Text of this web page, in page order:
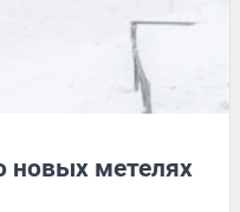
новых метелях